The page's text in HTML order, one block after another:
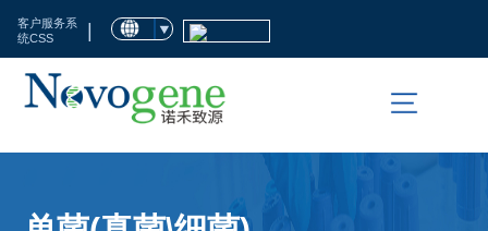
客户服务系
统CSS
|
首
市
场